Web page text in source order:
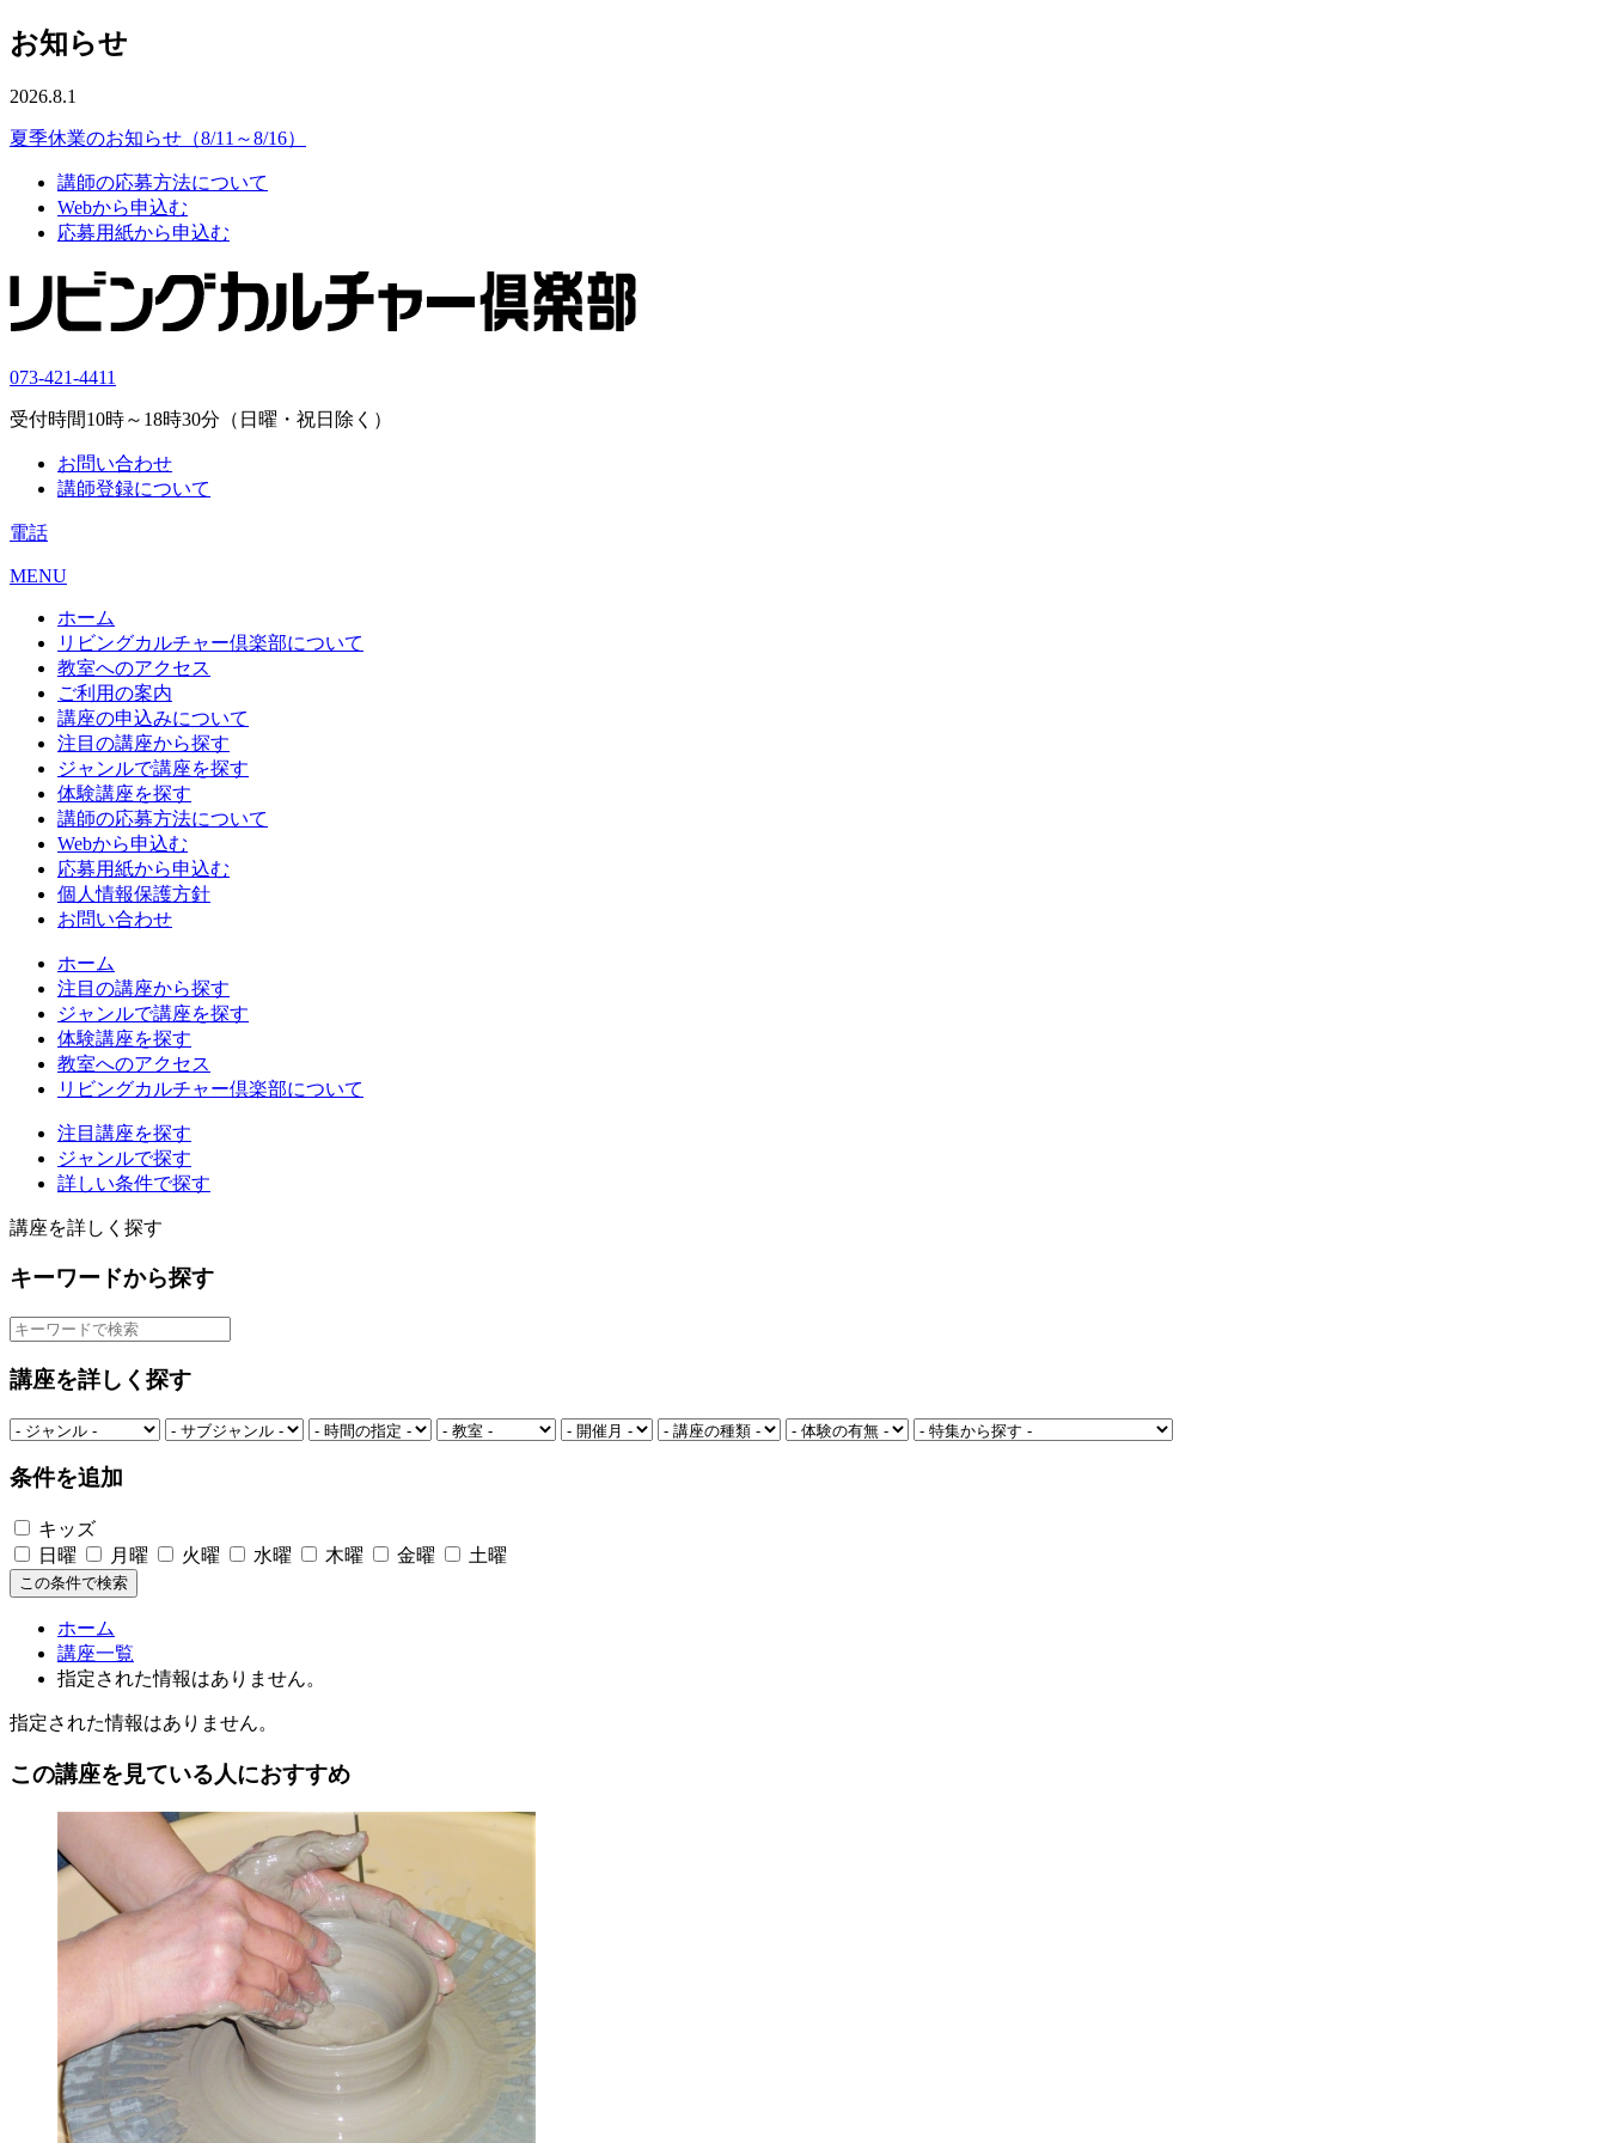
お知らせ
2026.8.1
夏季休業のお知らせ（8/11～8/16）
講師の応募方法について
Webから申込む
応募用紙から申込む
073-421-4411
受付時間10時～18時30分（日曜・祝日除く）
お問い合わせ
講師登録について
電話
MENU
ホーム
リビングカルチャー倶楽部について
教室へのアクセス
ご利用の案内
講座の申込みについて
注目の講座から探す
ジャンルで講座を探す
体験講座を探す
講師の応募方法について
Webから申込む
応募用紙から申込む
個人情報保護方針
お問い合わせ
ホーム
注目の講座から探す
ジャンルで講座を探す
体験講座を探す
教室へのアクセス
リビングカルチャー倶楽部について
注目講座を探す
ジャンルで探す
詳しい条件で探す
講座を詳しく探す
キーワードから探す
講座を詳しく探す
条件を追加
キッズ
日曜
月曜 火曜 水曜 木曜 金曜 土曜
この条件で検索
ホーム
講座一覧
指定された情報はありません。
指定された情報はありません。
この講座を見ている人におすすめ